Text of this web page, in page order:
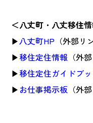
＜八丈町・八丈移住
▶八丈町HP （外部リ
▶移住定住情報 （外
▶移住定住ガイドブッ
▶ お仕事掲示板 （外